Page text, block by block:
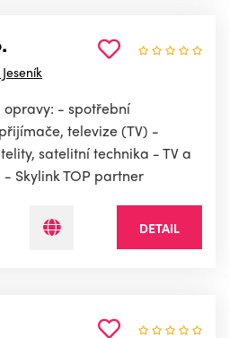
opravy: - spotřební
televize (TV) -
satelitní technika - TV a
Skylink TOP partner
DETAIL